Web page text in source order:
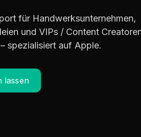
für Handwerksunternehmen,
und VIPs / Content
spezialisiert auf Apple.
lassen